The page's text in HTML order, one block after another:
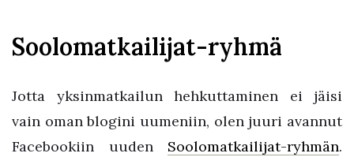
Soolomatkailijat-ryhmä
Jotta yksinmatkailun hehkuttaminen ei jäisi
vain oman blogini uumeniin, olen juuri avannut
Facebookiin uuden Soolomatkailijat-ryhmän.